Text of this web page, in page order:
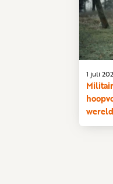
wereld
1 juli